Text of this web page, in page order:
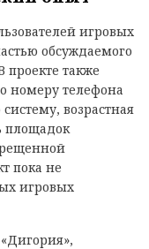
игровых
обсуждаемого
проекте также
номеру телефона
возрастная
площадок
пока не
игровых